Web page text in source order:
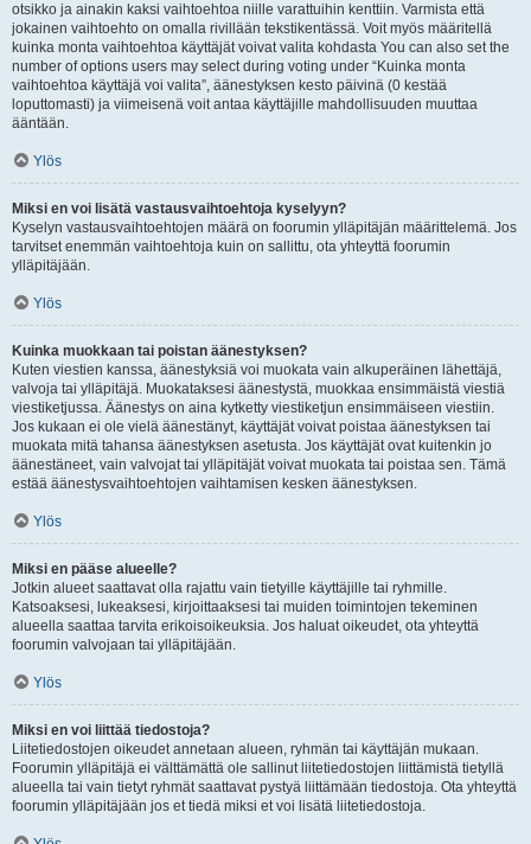
otsikko ja ainakin kaksi vaihtoehtoa niille varattuihin kenttiin. Varmista että
jokainen vaihtoehto on omalla rivillään tekstikentässä. Voit myös määritellä
kuinka monta vaihtoehtoa käyttäjät voivat valita kohdasta You can also set the
number of options users may select during voting under “Kuinka monta
vaihtoehtoa käyttäjä voi valita”, äänestyksen kesto päivinä (0 kestää
loputtomasti) ja viimeisenä voit antaa käyttäjille mahdollisuuden muuttaa
ääntään.
Ylös
Miksi en voi lisätä vastausvaihtoehtoja kyselyyn?
Kyselyn vastausvaihtoehtojen määrä on foorumin ylläpitäjän määrittelemä. Jos
tarvitset enemmän vaihtoehtoja kuin on sallittu, ota yhteyttä foorumin
ylläpitäjään.
Ylös
Kuinka muokkaan tai poistan äänestyksen?
Kuten viestien kanssa, äänestyksiä voi muokata vain alkuperäinen lähettäjä,
valvoja tai ylläpitäjä. Muokataksesi äänestystä, muokkaa ensimmäistä viestiä
viestiketjussa. Äänestys on aina kytketty viestiketjun ensimmäiseen viestiin.
Jos kukaan ei ole vielä äänestänyt, käyttäjät voivat poistaa äänestyksen tai
muokata mitä tahansa äänestyksen asetusta. Jos käyttäjät ovat kuitenkin jo
äänestäneet, vain valvojat tai ylläpitäjät voivat muokata tai poistaa sen. Tämä
estää äänestysvaihtoehtojen vaihtamisen kesken äänestyksen.
Ylös
Miksi en pääse alueelle?
Jotkin alueet saattavat olla rajattu vain tietyille käyttäjille tai ryhmille.
Katsoaksesi, lukeaksesi, kirjoittaaksesi tai muiden toimintojen tekeminen
alueella saattaa tarvita erikoisoikeuksia. Jos haluat oikeudet, ota yhteyttä
foorumin valvojaan tai ylläpitäjään.
Ylös
Miksi en voi liittää tiedostoja?
Liitetiedostojen oikeudet annetaan alueen, ryhmän tai käyttäjän mukaan.
Foorumin ylläpitäjä ei välttämättä ole sallinut liitetiedostojen liittämistä tietyllä
alueella tai vain tietyt ryhmät saattavat pystyä liittämään tiedostoja. Ota yhteyttä
foorumin ylläpitäjään jos et tiedä miksi et voi lisätä liitetiedostoja.